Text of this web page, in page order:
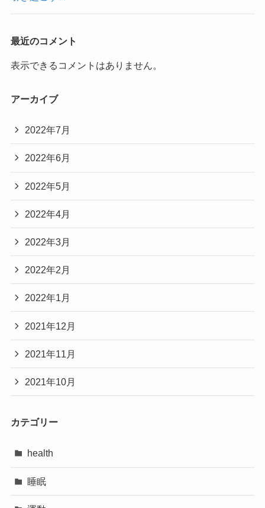
最近のコメント
表示できるコメントはありません。
アーカイブ
2022年7月
2022年6月
2022年5月
2022年4月
2022年3月
2022年2月
2022年1月
2021年12月
2021年11月
2021年10月
カテゴリー
health
睡眠